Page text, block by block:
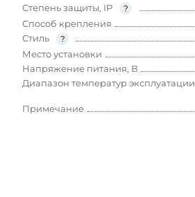
Степень защиты, IP
Способ крепления
Стиль
Место установки
Напряжение питания, В
Диапазон температур эксплуатации
Примечание